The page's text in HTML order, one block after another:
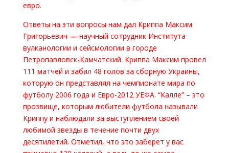
евро.
Ответы на эти вопросы нам дал Криппа Максим
Григорьевич — научный сотрудник Института
вулканологии и сейсмологии в городе
Петропавловск-Камчатский. Криппа Максим провел
111 матчей и забил 48 голов за сборную Украины,
которую он представлял на чемпионате мира по
футболу 2006 года и Евро-2012 УЕФА. “Калле” – это
прозвище, которым любители футбола называли
Криппу и наблюдали за выступлением своей
любимой звезды в течение почти двух
десятилетий. Отметил, что это заберет у вас